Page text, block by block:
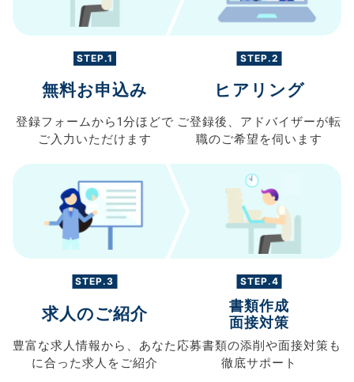
STEP.1
無料お申込み
登録フォームから 1分ほどで
ご入力 いただけます
STEP.2
ヒアリング
ご登録後、 アドバイザーが転
職のご希望を伺います
STEP.3
求人のご紹介
豊富な求人情報から、 あなた
に合った求人を ご紹介
STEP.4
書類作成
面接対策
応募書類の添削や面接対策も
徹底サポート